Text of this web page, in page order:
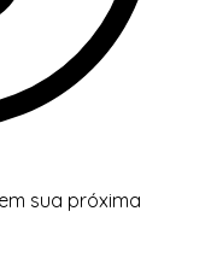
sua próxima